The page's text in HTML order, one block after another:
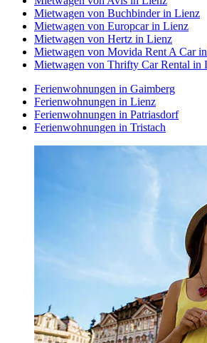
Mietwagen von Buchbinder in Lienz
Mietwagen von Europcar in Lienz
Mietwagen von Hertz in Lienz
Mietwagen von Movida Rent A Car
Mietwagen von Thrifty Car Rental in
Ferienwohnungen in Gaimberg
Ferienwohnungen in Lienz
Ferienwohnungen in Patriasdorf
Ferienwohnungen in Tristach